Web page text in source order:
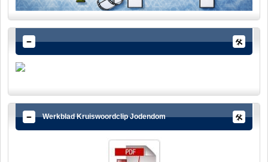
Werkblad Kruiswoordclip Jodendom